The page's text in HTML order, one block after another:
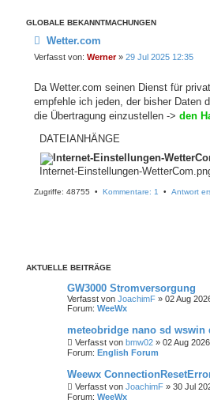
GLOBALE BEKANNTMACHUNGEN
Wetter.com
Verfasst von: Werner» 29 Jul 2025 12:35
Da Wetter.com seinen Dienst für
empfehle ich jeden, der bisher Daten
die Übertragung einzustellen -> den
DATEIANHÄNGE
Internet-Einstellungen-
Zugriffe: 48755 • Kommentare: 1 • Antwort
AKTUELLE BEITRÄGE
GW3000 Stromversorgung
Verfasst von JoachimF » 02 Aug
Forum: WeeWx
meteobridge nano sd wswin
Verfasst von bmw02 » 02 Aug
Forum: English Forum
Weewx
Verfasst von JoachimF » 30 Jul
Forum: WeeWx